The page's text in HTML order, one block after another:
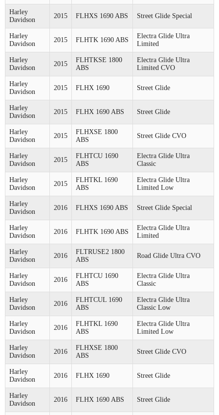
Harley
Davidson
2015 FLHXS 1690 ABS Street Glide Special
Harley
Davidson
2015 FLHTK 1690 ABS
Electra Glide Ultra
Limited
Harley
Davidson
2015
FLHTKSE 1800
ABS
Electra Glide Ultra
Limited CVO
Harley
Davidson
2015 FLHX 1690 Street Glide
Harley
Davidson
2015 FLHX 1690 ABS Street Glide
Harley
Davidson
2015
FLHXSE 1800
ABS
Street Glide CVO
Harley
Davidson
2015
FLHTCU 1690
ABS
Electra Glide Ultra
Classic
Harley
Davidson
2015
FLHTKL 1690
ABS
Electra Glide Ultra
Limited Low
Harley
Davidson
2016 FLHXS 1690 ABS Street Glide Special
Harley
Davidson
2016 FLHTK 1690 ABS
Electra Glide Ultra
Limited
Harley
Davidson
2016
FLTRUSE2 1800
ABS
Road Glide Ultra CVO
Harley
Davidson
2016
FLHTCU 1690
ABS
Electra Glide Ultra
Classic
Harley
Davidson
2016
FLHTCUL 1690
ABS
Electra Glide Ultra
Classic Low
Harley
Davidson
2016
FLHTKL 1690
ABS
Electra Glide Ultra
Limited Low
Harley
Davidson
2016
FLHXSE 1800
ABS
Street Glide CVO
Harley
Davidson
2016 FLHX 1690 Street Glide
Harley
Davidson
2016 FLHX 1690 ABS Street Glide